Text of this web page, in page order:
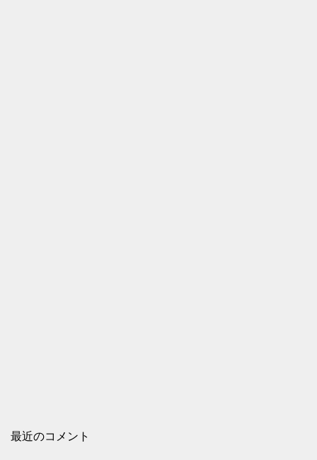
最近のコメント